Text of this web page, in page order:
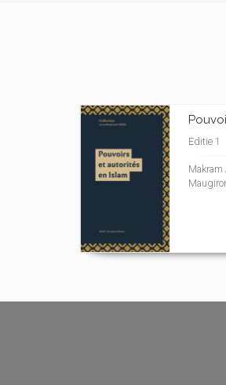
Editie 1
Makram